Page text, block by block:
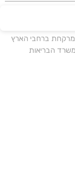
מרקחת ברחבי הארץ
משרד הבריאות